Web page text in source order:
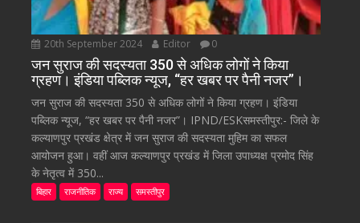
20th September 2024 Editor 0
जन सुराज की सदस्यता 350 से अधिक लोगों ने किया
ग्रहण। इंडिया पब्लिक न्यूज, “हर खबर पर पैनी नजर”।
जन सुराज की सदस्यता 350 से अधिक लोगों ने किया ग्रहण। इंडिया
पब्लिक न्यूज, “हर खबर पर पैनी नजर”। IPND/ESKसमस्तीपुर:- जिले के
कल्याणपुर प्रखंड क्षेत्र में जन सुराज की सदस्यता मुहिम का सफल
आयोजन हुआ। वहीं आज कल्याणपुर प्रखंड में जिला उपाध्यक्ष प्रमोद सिंह
के नेतृत्व में 350...
बिहार राजनीतिक राज्य समस्तीपुर